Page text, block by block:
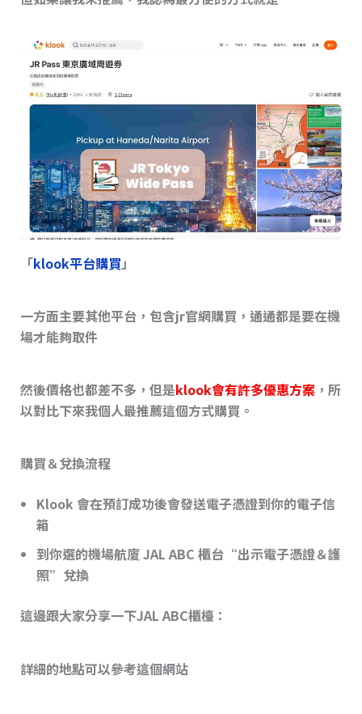
「klook平台購買」
一方面主要其他平台，包含jr官網購買，通通都是要在機
場才能夠取件
然後價格也都差不多，但是klook會有許多優惠方案，所
以對比下來我個人最推薦這個方式購買。
購買＆兌換流程
Klook 會在預訂成功後會發送電子憑證到你的電子信
箱
到你選的機場航廈 JAL ABC 櫃台“出示電子憑證＆護
照”兌換
這邊跟大家分享一下JAL ABC櫃檯：
詳細的地點可以參考這個網站